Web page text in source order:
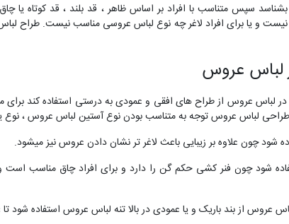
سپس متناسب با افراد بر اساس ظاهر ، قد بلند ، قد کوتاه
و یا برای افراد لاغر چه نوع لباس عروسی مناسب نیست. طراح
لباس عروس
لباس عروس از طراح های افقی و عمودی به درستی استفاده کند برای
لباس عروس توجه به متناسب بودن نوع آستین لباس عروس ، نوع یقه
شود چون علاوه بر زیبایی باعث لاغر تر نشان دادن عروس نیز میشود.
شود چون فنر کشی حکم گن را دارد و برای افراد چاق مناسب
عروس از بند باریک و یا عمودی در بالا تنه لباس عروس استفاده شود